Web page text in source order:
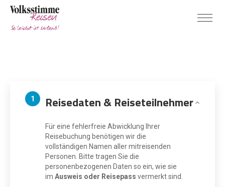
1 Reisedaten & Reiseteilnehmer
Für eine fehlerfreie Abwicklung Ihrer
Reisebuchung benötigen wir die
vollständigen Namen aller mitreisenden
Personen. Bitte tragen Sie die
personenbezogenen Daten so ein, wie sie
im Ausweis oder Reisepass vermerkt sind.